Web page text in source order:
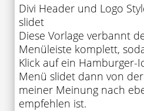
Divi Header und Logo
slidet
Diese Vorlage verbannt
Menüleiste komplett,
Klick auf ein Hamburger-
Menü slidet dann von
meiner Meinung nach
empfehlen ist.